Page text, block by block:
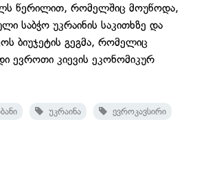
წერილით, რომელშიც მოუწოდა,
საბჭო უკრაინის საკითხზე და
ბიუჯეტის გეგმა, რომელიც
ევროთი კიევის ეკონომიკურ
უკრაინა ევროკავსირი